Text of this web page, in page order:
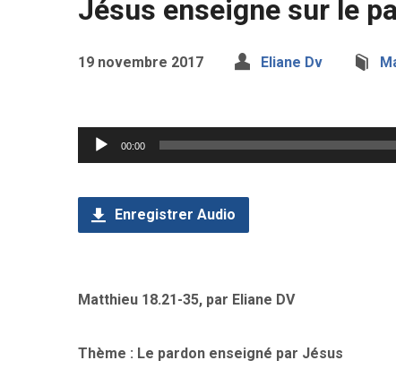
Jésus enseigne sur le
19 novembre 2017 Eliane Dv
Lecteur
audio
00:00
Enregistrer Audio
Matthieu 18.21-35, par Eliane DV
Thème : Le pardon enseigné par Jésus